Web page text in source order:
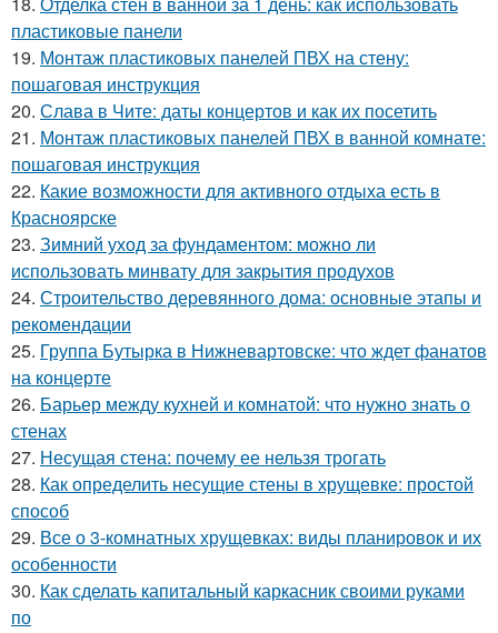
пластиковые панели
19. Монтаж пластиковых панелей ПВХ на стену:
пошаговая инструкция
20. Слава в Чите: даты концертов и как их посетить
21. Монтаж пластиковых панелей ПВХ в ванной комнате:
пошаговая инструкция
22. Какие возможности для активного отдыха есть в
Красноярске
23. Зимний уход за фундаментом: можно ли
использовать минвату для закрытия продухов
24. Строительство деревянного дома: основные этапы и
рекомендации
25. Группа Бутырка в Нижневартовске: что ждет фанатов
на концерте
26. Барьер между кухней и комнатой: что нужно знать о
стенах
27. Несущая стена: почему ее нельзя трогать
28. Как определить несущие стены в хрущевке: простой
способ
29. Все о 3-комнатных хрущевках: виды планировок и их
особенности
30. Как сделать капитальный каркасник своими руками
по